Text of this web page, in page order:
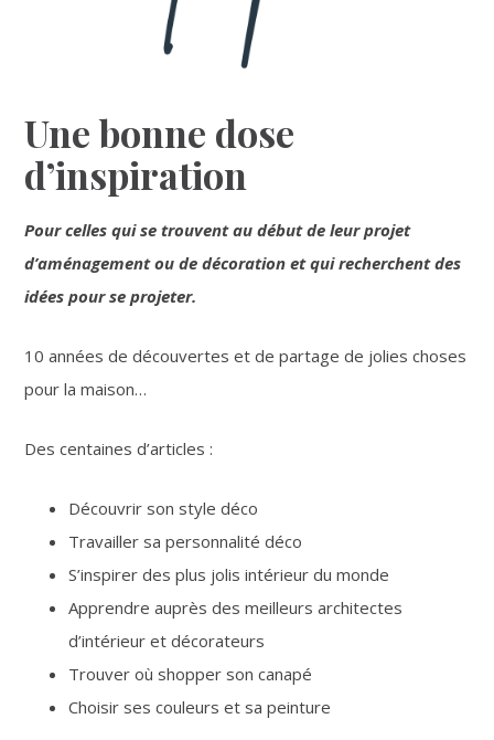
Une bonne dose
d’inspiration
Pour celles qui se trouvent au début de leur projet
d’aménagement ou de décoration et qui recherchent des
idées pour se projeter.
10 années de découvertes et de partage de jolies choses
pour la maison…
Des centaines d’articles :
Découvrir son style déco
Travailler sa personnalité déco
S’inspirer des plus jolis intérieur du monde
Apprendre auprès des meilleurs architectes
d’intérieur et décorateurs
Trouver où shopper son canapé
Choisir ses couleurs et sa peinture